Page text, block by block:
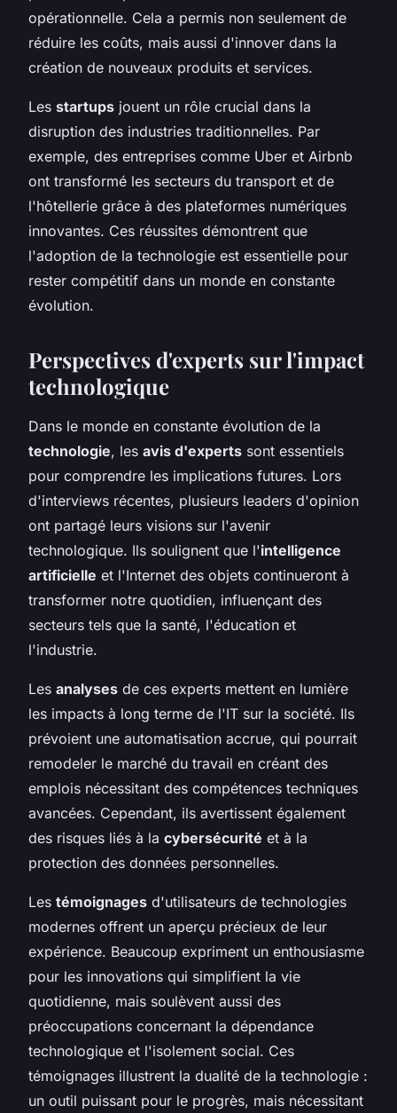
opérationnelle. Cela a permis non seulement de
réduire les coûts, mais aussi d'innover dans la
création de nouveaux produits et services.
Les startups jouent un rôle crucial dans la
disruption des industries traditionnelles. Par
exemple, des entreprises comme Uber et Airbnb
ont transformé les secteurs du transport et de
l'hôtellerie grâce à des plateformes numériques
innovantes. Ces réussites démontrent que
l'adoption de la technologie est essentielle pour
rester compétitif dans un monde en constante
évolution.
Perspectives d'experts sur l'impact
technologique
Dans le monde en constante évolution de la
technologie, les avis d'experts sont essentiels
pour comprendre les implications futures. Lors
d'interviews récentes, plusieurs leaders d'opinion
ont partagé leurs visions sur l'avenir
technologique. Ils soulignent que l'intelligence
artificielle et l'Internet des objets continueront à
transformer notre quotidien, influençant des
secteurs tels que la santé, l'éducation et
l'industrie.
Les analyses de ces experts mettent en lumière
les impacts à long terme de l'IT sur la société. Ils
prévoient une automatisation accrue, qui pourrait
remodeler le marché du travail en créant des
emplois nécessitant des compétences techniques
avancées. Cependant, ils avertissent également
des risques liés à la cybersécurité et à la
protection des données personnelles.
Les témoignages d'utilisateurs de technologies
modernes offrent un aperçu précieux de leur
expérience. Beaucoup expriment un enthousiasme
pour les innovations qui simplifient la vie
quotidienne, mais soulèvent aussi des
préoccupations concernant la dépendance
technologique et l'isolement social. Ces
témoignages illustrent la dualité de la technologie :
un outil puissant pour le progrès, mais nécessitant